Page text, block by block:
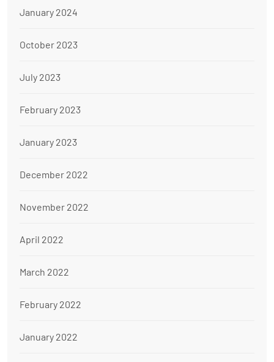
January 2024
October 2023
July 2023
February 2023
January 2023
December 2022
November 2022
April 2022
March 2022
February 2022
January 2022